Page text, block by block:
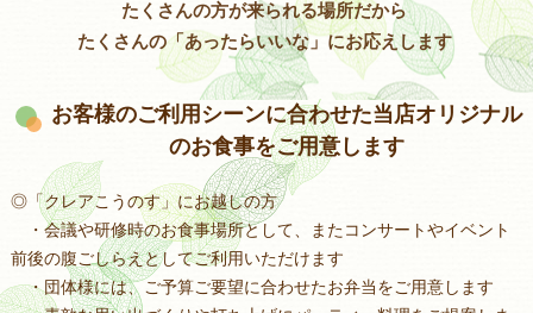
たくさんの方が来られる場所だから
たくさんの「あったらいいな」にお応えします
お客様のご利用シーンに合わせた当店オリジナル
のお食事をご用意します
◎「クレアこうのす」にお越しの方
・会議や研修時のお食事場所として、またコンサートやイベント
前後の腹ごしらえとしてご利用いただけます
・団体様には、ご予算ご要望に合わせたお弁当をご用意します